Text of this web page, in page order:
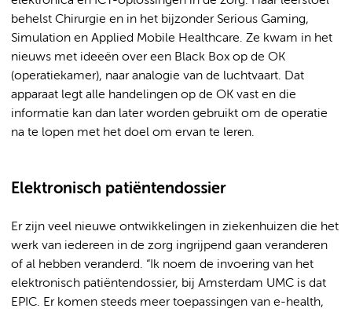
behelst Chirurgie en in het bijzonder Serious Gaming,
Simulation en Applied Mobile Healthcare. Ze kwam in het
nieuws met ideeën over een Black Box op de OK
(operatiekamer), naar analogie van de luchtvaart. Dat
apparaat legt alle handelingen op de OK vast en die
informatie kan dan later worden gebruikt om de operatie
na te lopen met het doel om ervan te leren.
Elektronisch patiëntendossier
Er zijn veel nieuwe ontwikkelingen in ziekenhuizen die het
werk van iedereen in de zorg ingrijpend gaan veranderen
of al hebben veranderd. “Ik noem de invoering van het
elektronisch patiëntendossier, bij Amsterdam UMC is dat
EPIC. Er komen steeds meer toepassingen van e-health,